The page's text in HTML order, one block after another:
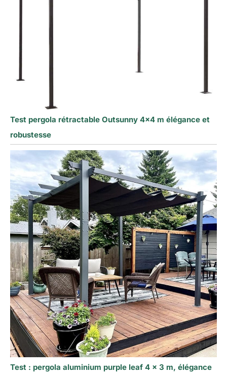
Test pergola rétractable Outsunny 4×4 m élégance et
robustesse
Test : pergola aluminium purple leaf 4 x 3 m, élégance